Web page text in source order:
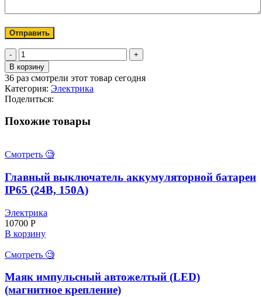
Количество
товара
Переключатель
кнопочный
взрывозащищенный
"Сателит-17"
В корзину
36 раз смотрели этот товар сегодня
Категория: Электрика
Поделиться:
Похожие товары
Смотреть 🧐
Главный выключатель аккумуляторной батареи
IP65 (24В, 150А)
Электрика
10700 Р
В корзину
Смотреть 🧐
Маяк импульсный автожелтый (LED)
(магнитное крепление)